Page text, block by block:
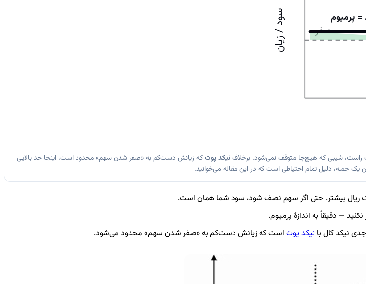
سود / زیان صفر
پرمیوم
راست، شیبی که هیچ‌جا متوقف نمی‌شود. برخلافنیکد پوتکه زیانش دست‌کم به «صفر شدن سهم» محدود است، اینجا حد بالایی
جمله، دلیل تمام احتیاطی است که در این مقاله می‌خوانید.
ریال بیشتر. حتی اگر سهم نصف شود، سود شما همان است.
— دقیقاً به اندازهٔ پرمیوم.
نیکد کال با نیکد پوت است که زیانش دست‌کم به «صفر شدن سهم» محدود می‌شود.